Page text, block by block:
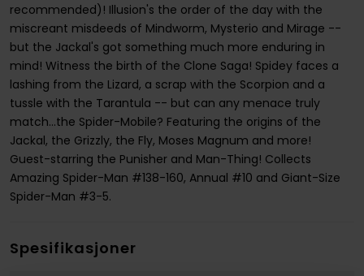
recommended)! Illusion's the order of the day with the
miscreant misdeeds of Mindworm, Mysterio and Mirage --
but the Jackal's got something much more enduring in
mind! Witness the birth of the Clone Saga! Spidey faces a
lashing from the Lizard, a scrap with the Scorpion and a
tussle with the Tarantula -- but can any menace truly
match...the Spider-Mobile? Featuring the origins of the
Jackal, the Grizzly, the Fly, Moses Magnum and more!
Guest-starring the Punisher and Man-Thing! Collects
Amazing Spider-Man #138-160, Annual #10 and Giant-Size
Spider-Man #3-5.
Spesifikasjoner